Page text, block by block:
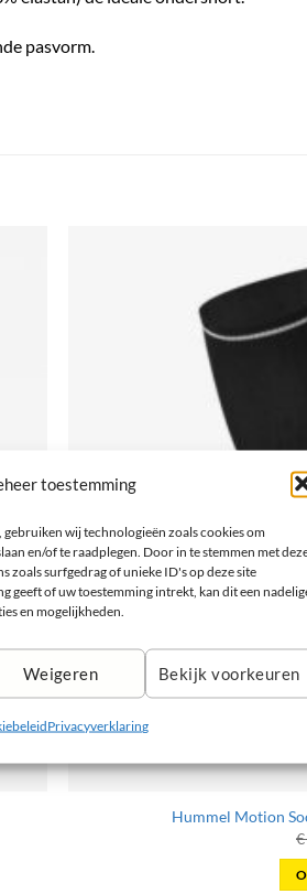
toestemming
wij technologieën zoals cookies om
en/of te raadplegen. Door in te stemmen met
zoals surfgedrag of unieke ID's op deze site
geeft of uw toestemming intrekt, kan dit een
en mogelijkheden.
Weigeren Bekijk voorkeuren
Privacyverklaring
pasvorm.
Hummel Motion
€